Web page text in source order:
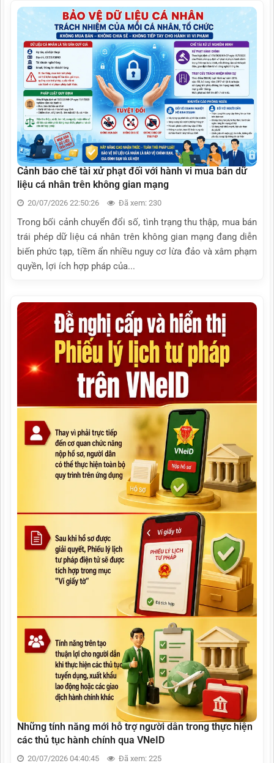
Cảnh báo chế tài xử phạt đối với hành vi mua bán dữ
liệu cá nhân trên không gian mạng
20/07/2026 22:50:26 Đã xem: 230
Trong bối cảnh chuyển đổi số, tình trạng thu thập, mua bán
trái phép dữ liệu cá nhân trên không gian mạng đang diễn
biến phức tạp, tiềm ẩn nhiều nguy cơ lừa đảo và xâm phạm
quyền, lợi ích hợp pháp của...
Những tính năng mới hỗ trợ người dân trong thực hiện
các thủ tục hành chính qua VNeID
20/07/2026 04:40:45 Đã xem: 225